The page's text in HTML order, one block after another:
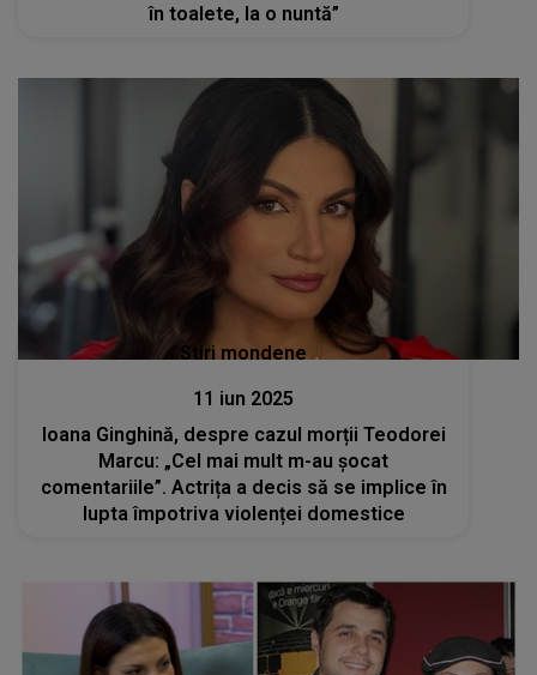
în toalete, la o nuntă”
Stiri mondene
11 iun 2025
Ioana Ginghină, despre cazul morții Teodorei
Marcu: „Cel mai mult m-au șocat
comentariile”. Actrița a decis să se implice în
lupta împotriva violenței domestice